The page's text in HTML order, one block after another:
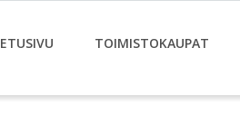
ETUSIVU TOIMISTOKAUPAT